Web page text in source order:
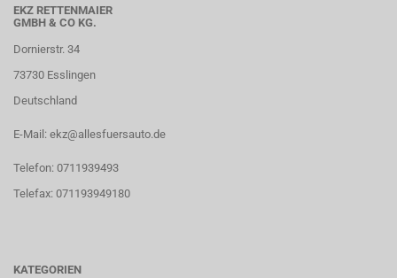
EKZ RETTENMAIER
GMBH & CO KG.
Dornierstr. 34
73730 Esslingen
Deutschland
E-Mail: ekz@allesfuersauto.de
Telefon: 0711939493
Telefax: 071193949180
KATEGORIEN